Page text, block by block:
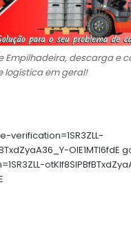
Empilhadeira, descarga e
logística em geral!
verification=1SR3ZLL-
OIE1MTl6fdE